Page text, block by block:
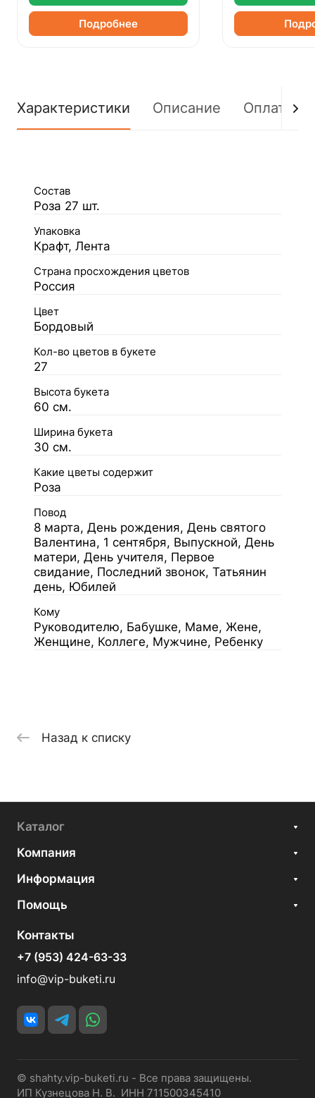
Подробнее
Характеристики Описание Оплата
Состав
Роза 27 шт.
Упаковка
Крафт, Лента
Страна просхождения цветов
Россия
Цвет
Бордовый
Кол-во цветов в букете
27
Высота букета
60 см.
Ширина букета
30 см.
Какие цветы содержит
Роза
Повод
8 марта, День рождения, День святого
Валентина, 1 сентября, Выпускной, День
матери, День учителя, Первое
свидание, Последний звонок, Татьянин
день, Юбилей
Кому
Руководителю, Бабушке, Маме, Жене,
Женщине, Коллеге, Мужчине, Ребенку
Назад к списку
Каталог
Компания
Информация
Помощь
Контакты
+7 (953) 424-63-33
info@vip-buketi.ru
© shahty.vip-buketi.ru - Все права защищены.
ИП Кузнецова Н. В. ИНН 711500345410